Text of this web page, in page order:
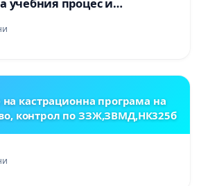
учебния процес и
правото на равнопоставено
на учениците от
I“ и Хуманитарна
кастрационна програма на
контрол по ЗЗЖ,ЗВМД,НК325б